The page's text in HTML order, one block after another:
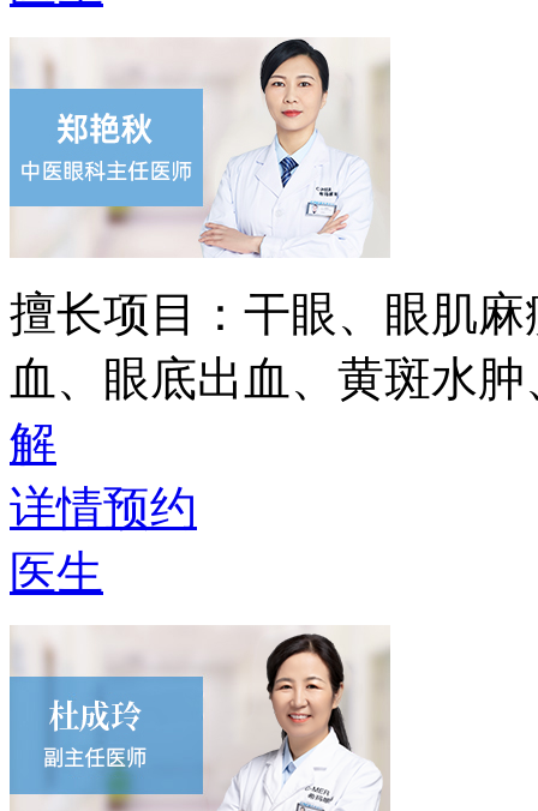
擅长项目： 干眼、眼肌
血、眼底出血、黄斑水
解
详情预约
医生